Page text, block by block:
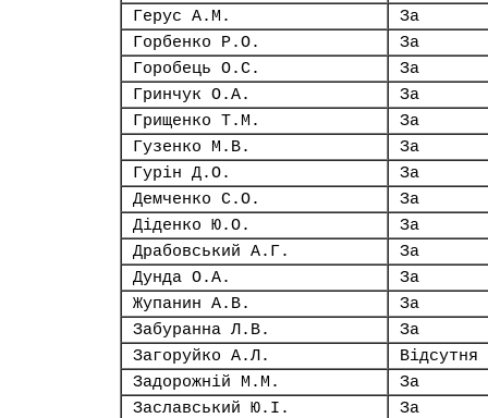
Герус А.М.
За
Горбенко Р.О.
За
Горобець О.С.
За
Гринчук О.А.
За
Грищенко Т.М.
За
Гузенко М.В.
За
Гурін Д.О.
За
Демченко С.О.
За
Діденко Ю.О.
За
Драбовський А.Г.
За
Дунда О.А.
За
Жупанин А.В.
За
Забуранна Л.В.
За
Загоруйко А.Л.
Відсутня
Задорожній М.М.
За
Заславський Ю.І.
За